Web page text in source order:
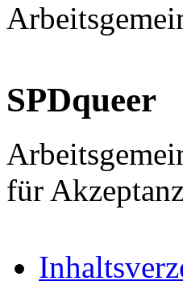
SPDqueer
für